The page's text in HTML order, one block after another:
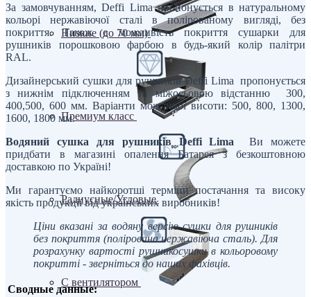
Низкие (до 70 мм)
Премиум класс
Радиусные/Угловые
С вентилятором
За замовчуванням, Deffi Lima пропонується в натуральному
кольорі нержавіючої сталі в полірованому вигляді, без
покриття. Також є можливість покриття сушарки для
рушників порошковою фарбою в будь-який колір палітри
RAL.
Дизайнерський сушки для рушників Deffi Lima пропонується
з нижнім підключенням та міжосьовою відстанню 300,
400,500, 600 мм. Варіанти можливої ​​висоти: 500, 800, 1300,
1600, 1800 мм.
Водяний сушка для рушників Deffi LimaВи можете
придбати в магазині опалення Батарея з безкоштовною
доставкою по Україні!
Ми гарантуємо найкоротші терміни постачання та високу
якість продукції від українських виробників!
Ціни вказані за водяну версію сушки для рушників
без покриття (полірована нержавіюча сталь). Для
розрахунку вартості рушникосушки в кольоровому
покритті - зверніться до наших фахівців.
Сводные данные: